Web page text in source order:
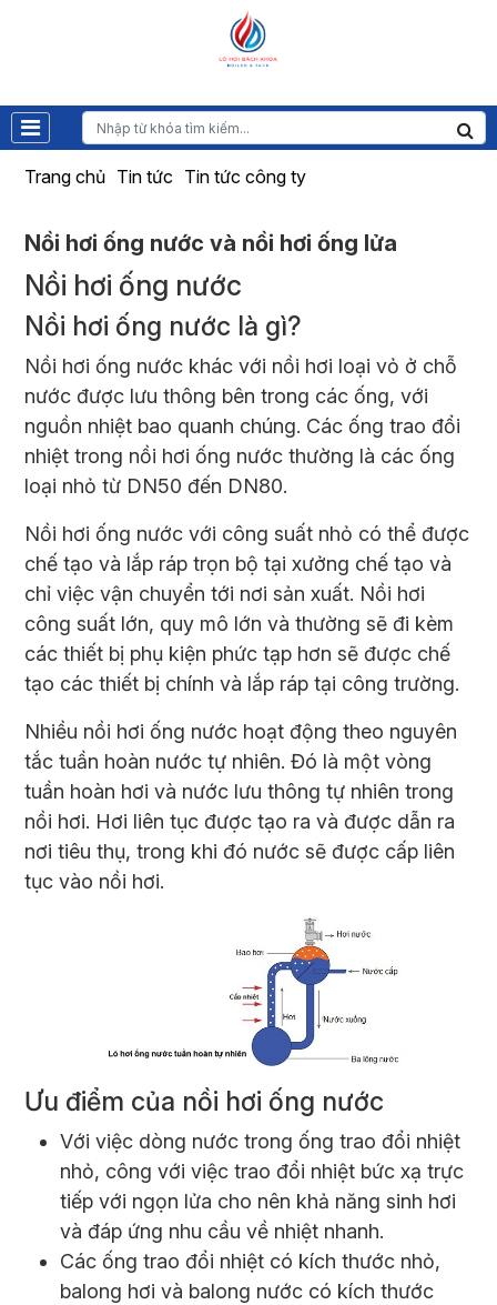
Trang chủ Tin tức Tin tức công ty
Nồi hơi ống nước và nồi hơi ống lửa
Nồi hơi ống nước
Nồi hơi ống nước là gì?
Nồi hơi ống nước khác với nồi hơi loại vỏ ở chỗ
nước được lưu thông bên trong các ống, với
nguồn nhiệt bao quanh chúng. Các ống trao đổi
nhiệt trong nồi hơi ống nước thường là các ống
loại nhỏ từ DN50 đến DN80.
Nồi hơi ống nước với công suất nhỏ có thể được
chế tạo và lắp ráp trọn bộ tại xưởng chế tạo và
chỉ việc vận chuyển tới nơi sản xuất. Nồi hơi
công suất lớn, quy mô lớn và thường sẽ đi kèm
các thiết bị phụ kiện phức tạp hơn sẽ được chế
tạo các thiết bị chính và lắp ráp tại công trường.
Nhiều nồi hơi ống nước hoạt động theo nguyên
tắc tuần hoàn nước tự nhiên. Đó là một vòng
tuần hoàn hơi và nước lưu thông tự nhiên trong
nồi hơi. Hơi liên tục được tạo ra và được dẫn ra
nơi tiêu thụ, trong khi đó nước sẽ được cấp liên
tục vào nồi hơi.
Ưu điểm của nồi hơi ống nước
Với việc dòng nước trong ống trao đổi nhiệt
nhỏ, công với việc trao đổi nhiệt bức xạ trực
tiếp với ngọn lửa cho nên khả năng sinh hơi
và đáp ứng nhu cầu về nhiệt nhanh.
Các ống trao đổi nhiệt có kích thước nhỏ,
balong hơi và balong nước có kích thước